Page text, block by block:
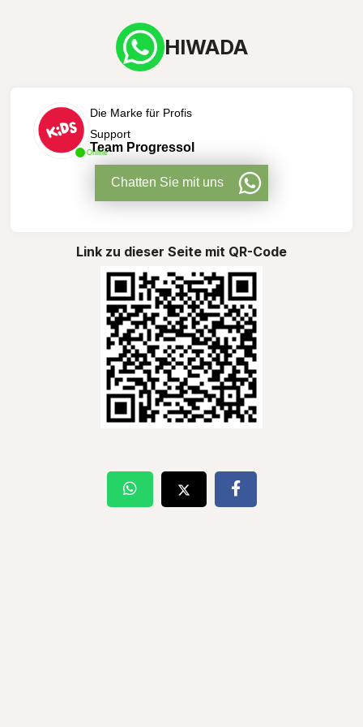
HIWADA
Online
Die Marke für Profis
Support
Team Progressol
Chatten Sie mit uns
Link zu dieser Seite mit QR-Code